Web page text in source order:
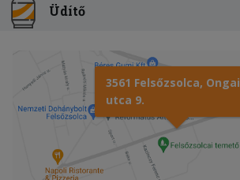
Üdítő
3561 Felsőzsolca, Ongai
utca 9.